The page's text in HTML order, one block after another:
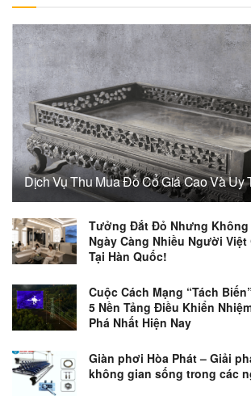
Dịch Vụ Thu Mua Đồ Cổ Giá Cao Và Uy
Tưởng Đắt Đỏ Nhưng Không
Ngày Càng Nhiều Người
Tại Hàn Quốc!
Cuộc Cách Mạng “Tách
5 Nền Tảng Điều Khiển
Phá Nhất Hiện Nay
Giàn phơi Hòa Phát – Giải
không gian sống trong các